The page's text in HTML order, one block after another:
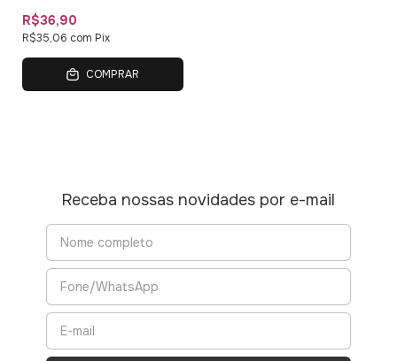
R$36,90
R$35,06 com Pix
COMPRAR
Receba nossas novidades por e-mail